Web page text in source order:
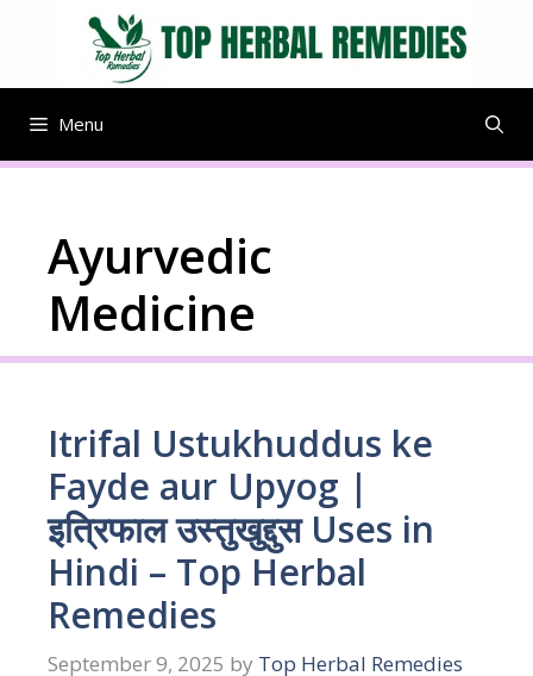
Menu
Ayurvedic
Medicine
Itrifal Ustukhuddus ke
Fayde aur Upyog |
इत्रिफाल उस्तुखुद्दुस Uses in
Hindi – Top Herbal
Remedies
September 9, 2025 by Top Herbal Remedies